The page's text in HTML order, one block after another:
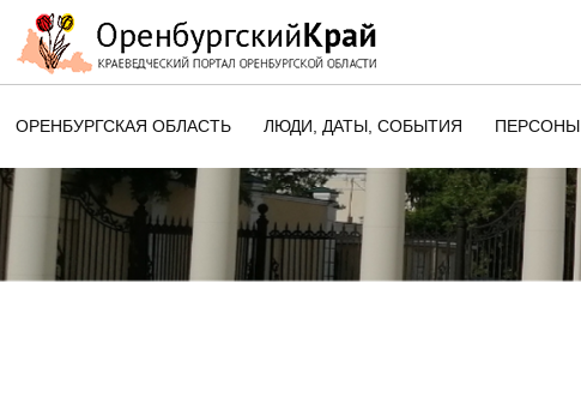
ОРЕНБУРГСКАЯ ОБЛАСТЬ ЛЮДИ, ДАТЫ, CОБЫТИЯ
ЭТОТ ДЕНЬ В ИСТОРИИ
ОРЕНБУРГСКОГО КРАЯ
ПАМЯТНЫЕ ДАТЫ ОРЕНБУРГСКОЙ
ОБЛАСТИ
ПЕРСОНЫ